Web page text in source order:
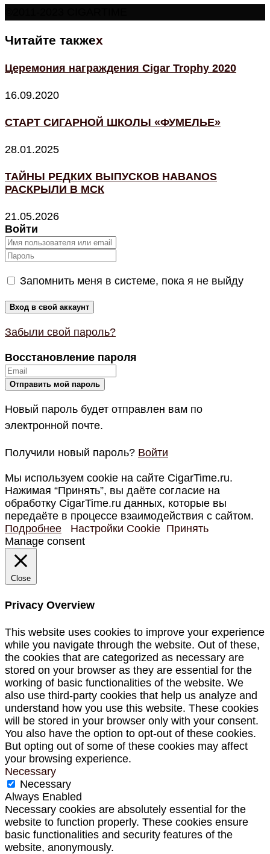
Читайте такжеx
Церемония награждения Cigar Trophy 2020
16.09.2020
СТАРТ СИГАРНОЙ ШКОЛЫ «‎ФУМЕЛЬЕ»
28.01.2025
ТАЙНЫ РЕДКИХ ВЫПУСКОВ HABANOS
РАСКРЫЛИ В МСК
21.05.2026
Войти
Запомнить меня в системе, пока я не выйду
Забыли свой пароль?
Восстановление пароля
Новый пароль будет отправлен вам по
электронной почте.
Получили новый пароль? Войти
Мы используем cookie на сайте CigarTime.ru.
Нажимая “Принять”, вы даёте согласие на
обработку CigarTime.ru данных, которые вы
передаёте в процессе взаимодействия с сайтом.
Подробнее
Настройки Cookie Принять
Manage consent
Close
Privacy Overview
This website uses cookies to improve your experience
while you navigate through the website. Out of these,
the cookies that are categorized as necessary are
stored on your browser as they are essential for the
working of basic functionalities of the website. We
also use third-party cookies that help us analyze and
understand how you use this website. These cookies
will be stored in your browser only with your consent.
You also have the option to opt-out of these cookies.
But opting out of some of these cookies may affect
your browsing experience.
Necessary
Necessary
Always Enabled
Necessary cookies are absolutely essential for the
website to function properly. These cookies ensure
basic functionalities and security features of the
website, anonymously.